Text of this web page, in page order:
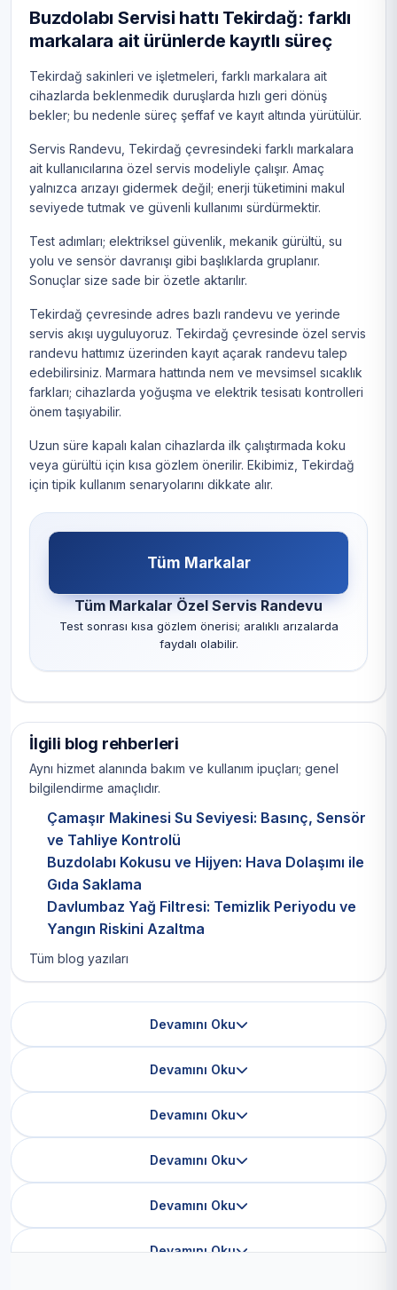
Buzdolabı Servisi hattı Tekirdağ: farklı
markalara ait ürünlerde kayıtlı süreç
Tekirdağ sakinleri ve işletmeleri, farklı markalara ait
cihazlarda beklenmedik duruşlarda hızlı geri dönüş
bekler; bu nedenle süreç şeffaf ve kayıt altında yürütülür.
Servis Randevu, Tekirdağ çevresindeki farklı markalara
ait kullanıcılarına özel servis modeliyle çalışır. Amaç
yalnızca arızayı gidermek değil; enerji tüketimini makul
seviyede tutmak ve güvenli kullanımı sürdürmektir.
Test adımları; elektriksel güvenlik, mekanik gürültü, su
yolu ve sensör davranışı gibi başlıklarda gruplanır.
Sonuçlar size sade bir özetle aktarılır.
Tekirdağ çevresinde adres bazlı randevu ve yerinde
servis akışı uyguluyoruz. Tekirdağ çevresinde özel servis
randevu hattımız üzerinden kayıt açarak randevu talep
edebilirsiniz. Marmara hattında nem ve mevsimsel sıcaklık
farkları; cihazlarda yoğuşma ve elektrik tesisatı kontrolleri
önem taşıyabilir.
Uzun süre kapalı kalan cihazlarda ilk çalıştırmada koku
veya gürültü için kısa gözlem önerilir. Ekibimiz, Tekirdağ
için tipik kullanım senaryolarını dikkate alır.
Tüm Markalar
Tüm Markalar Özel Servis Randevu
Test sonrası kısa gözlem önerisi; aralıklı arızalarda
faydalı olabilir.
İlgili blog rehberleri
Aynı hizmet alanında bakım ve kullanım ipuçları; genel
bilgilendirme amaçlıdır.
Çamaşır Makinesi Su Seviyesi: Basınç, Sensör
ve Tahliye Kontrolü
Buzdolabı Kokusu ve Hijyen: Hava Dolaşımı ile
Gıda Saklama
Davlumbaz Yağ Filtresi: Temizlik Periyodu ve
Yangın Riskini Azaltma
Tüm blog yazıları
Devamını Oku
Devamını Oku
Devamını Oku
Devamını Oku
Devamını Oku
Devamını Oku